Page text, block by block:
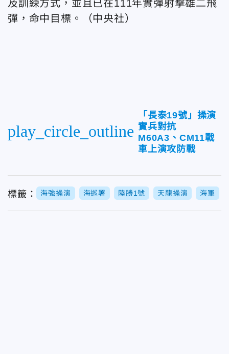
及訓練方式，並且已在111年實彈射擊雄二飛
彈，命中目標。（中央社）
play_circle_outline
「長泰19號」操演
實兵對抗
M60A3、CM11戰
車上演攻防戰
標籤： 海強操演 海巡署 陸勝1號 天龍操演 海軍